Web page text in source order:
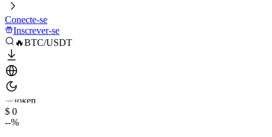
Conecte-se
Inscrever-se
🔥BTC/USDT
$ 0
--%